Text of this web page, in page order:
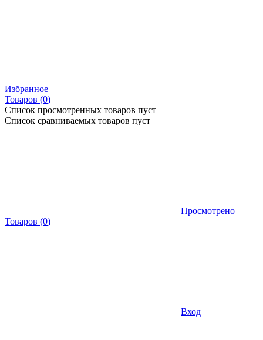
Избранное
Товаров (0)
Список просмотренных товаров пуст
Список сравниваемых товаров пуст
Просмотрено
Товаров (0)
Вход